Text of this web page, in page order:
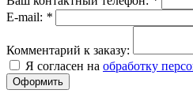
E-mail: *
Комментарий к заказу:
Я согласен на обработку